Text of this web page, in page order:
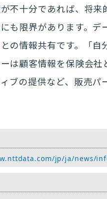
不十分であれば、将
も限界があります。
の情報共有です。「
は顧客情報を保険会
ブの提供など、販売
jp/ja/news/